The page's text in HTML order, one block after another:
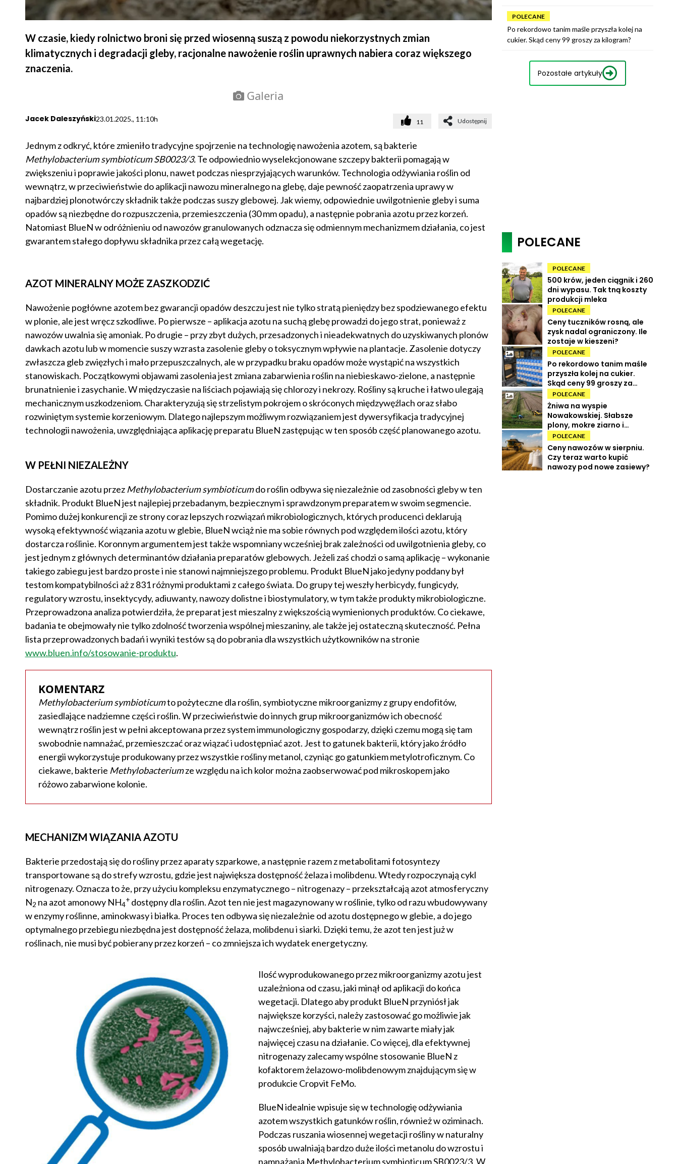
W czasie, kiedy rolnictwo broni się przed wiosenną suszą z powodu niekorzystnych zmian
klimatycznych i degradacji gleby, racjonalne nawożenie roślin uprawnych nabiera coraz większego
znaczenia.
Galeria
Jacek Daleszyński23.01.2025., 11:10h 11 Udostępnij
Jednym z odkryć, które zmieniło tradycyjne spojrzenie na technologię nawożenia azotem, są bakterie
Methylobacterium symbioticum SB0023/3.Te odpowiednio wyselekcjonowane szczepy bakterii pomagają w
zwiększeniu i poprawie jakości plonu, nawet podczas niesprzyjających warunków. Technologia odżywiania roślin od
wewnątrz, w przeciwieństwie do aplikacji nawozu mineralnego na glebę, daje pewność zaopatrzenia uprawy w
najbardziej plonotwórczy składnik także podczas suszy glebowej. Jak wiemy, odpowiednie uwilgotnienie gleby i suma
opadów są niezbędne do rozpuszczenia, przemieszczenia (30 mm opadu), a następnie pobrania azotu przez korzeń.
Natomiast BlueN w odróżnieniu od nawozów granulowanych odznacza się odmiennym mechanizmem działania, co jest
gwarantem stałego dopływu składnika przez całą wegetację.
AZOT MINERALNY MOŻE ZASZKODZIĆ
Nawożenie pogłówne azotem bez gwarancji opadów deszczu jest nie tylko stratą pieniędzy bez spodziewanego efektu
w plonie, ale jest wręcz szkodliwe. Po pierwsze – aplikacja azotu na suchą glebę prowadzi do jego strat, ponieważ z
nawozów uwalnia się amoniak. Po drugie – przy zbyt dużych, przesadzonych i nieadekwatnych do uzyskiwanych plonów
dawkach azotu lub w momencie suszy wzrasta zasolenie gleby o toksycznym wpływie na plantacje. Zasolenie dotyczy
zwłaszcza gleb zwięzłych i mało przepuszczalnych, ale w przypadku braku opadów może wystąpić na wszystkich
stanowiskach. Początkowymi objawami zasolenia jest zmiana zabarwienia roślin na niebieskawo-zielone, a następnie
brunatnienie i zasychanie. W międzyczasie na liściach pojawiają się chlorozy i nekrozy. Rośliny są kruche i łatwo ulegają
mechanicznym uszkodzeniom. Charakteryzują się strzelistym pokrojem o skróconych międzywęźlach oraz słabo
rozwiniętym systemie korzeniowym. Dlatego najlepszym możliwym rozwiązaniem jest dywersyfikacja tradycyjnej
technologii nawożenia, uwzględniająca aplikację preparatu BlueN zastępując w ten sposób część planowanego azotu.
W PEŁNI NIEZALEŻNY
Dostarczanie azotu przez Methylobacterium symbioticumdo roślin odbywa się niezależnie od zasobności gleby w ten
składnik. Produkt BlueN jest najlepiej przebadanym, bezpiecznym i sprawdzonym preparatem w swoim segmencie.
Pomimo dużej konkurencji ze strony coraz lepszych rozwiązań mikrobiologicznych, których producenci deklarują
wysoką efektywność wiązania azotu w glebie, BlueN wciąż nie ma sobie równych pod względem ilości azotu, który
dostarcza roślinie. Koronnym argumentem jest także wspomniany wcześniej brak zależności od uwilgotnienia gleby, co
jest jednym z głównych determinantów działania preparatów glebowych. Jeżeli zaś chodzi o samą aplikację – wykonanie
takiego zabiegu jest bardzo proste i nie stanowi najmniejszego problemu. Produkt BlueN jako jedyny poddany był
testom kompatybilności aż z 831 różnymi produktami z całego świata. Do grupy tej weszły herbicydy, fungicydy,
regulatory wzrostu, insektycydy, adiuwanty, nawozy dolistne i biostymulatory, w tym także produkty mikrobiologiczne.
Przeprowadzona analiza potwierdziła, że preparat jest mieszalny z większością wymienionych produktów. Co ciekawe,
badania te obejmowały nie tylko zdolność tworzenia wspólnej mieszaniny, ale także jej ostateczną skuteczność. Pełna
lista przeprowadzonych badań i wyniki testów są do pobrania dla wszystkich użytkowników na stronie
www.bluen.info/stosowanie-produktu.
KOMENTARZ
Methylobacterium symbioticumto pożyteczne dla roślin, symbiotyczne mikroorganizmy z grupy endofitów,
zasiedlające nadziemne części roślin. W przeciwieństwie do innych grup mikroorganizmów ich obecność
wewnątrz roślin jest w pełni akceptowana przez system immunologiczny gospodarzy, dzięki czemu mogą się tam
swobodnie namnażać, przemieszczać oraz wiązać i udostępniać azot. Jest to gatunek bakterii, który jako źródło
energii wykorzystuje produkowany przez wszystkie rośliny metanol, czyniąc go gatunkiem metylotroficznym. Co
ciekawe, bakterie Methylobacteriumze względu na ich kolor można zaobserwować pod mikroskopem jako
różowo zabarwione kolonie.
MECHANIZM WIĄZANIA AZOTU
Bakterie przedostają się do rośliny przez aparaty szparkowe, a następnie razem z metabolitami fotosyntezy
transportowane są do strefy wzrostu, gdzie jest największa dostępność żelaza i molibdenu. Wtedy rozpoczynają cykl
nitrogenazy. Oznacza to że, przy użyciu kompleksu enzymatycznego – nitrogenazy – przekształcają azot atmosferyczny
N2 na azot amonowy NH4
+dostępny dla roślin. Azot ten nie jest magazynowany w roślinie, tylko od razu wbudowywany
w enzymy roślinne, aminokwasy i białka. Proces ten odbywa się niezależnie od azotu dostępnego w glebie, a do jego
optymalnego przebiegu niezbędna jest dostępność żelaza, molibdenu i siarki. Dzięki temu, że azot ten jest już w
roślinach, nie musi być pobierany przez korzeń – co zmniejsza ich wydatek energetyczny.
Ilość wyprodukowanego przez mikroorganizmy azotu jest
uzależniona od czasu, jaki minął od aplikacji do końca
wegetacji. Dlatego aby produkt BlueN przyniósł jak
największe korzyści, należy zastosować go możliwie jak
najwcześniej, aby bakterie w nim zawarte miały jak
najwięcej czasu na działanie. Co więcej, dla efektywnej
nitrogenazy zalecamy wspólne stosowanie BlueN z
kofaktorem żelazowo-molibdenowym znajdującym się w
produkcie Cropvit FeMo.
BlueN idealnie wpisuje się w technologię odżywiania
azotem wszystkich gatunków roślin, również w oziminach.
Podczas ruszania wiosennej wegetacji rośliny w naturalny
sposób uwalniają bardzo duże ilości metanolu do wzrostu i
namnażania Methylobacterium symbioticum SB0023/3. W
POLECANE
Po rekordowo tanim maśle przyszła kolej na
cukier. Skąd ceny 99 groszy za kilogram?
Pozostałe artykuły
POLECANE
POLECANE
500 krów, jeden ciągnik i 260
dni wypasu. Tak tną koszty
produkcji mleka
POLECANE
Ceny tuczników rosną, ale
zysk nadal ograniczony. Ile
zostaje w kieszeni?
POLECANE
Po rekordowo tanim maśle
przyszła kolej na cukier.
Skąd ceny 99 groszy za
kilogram?
POLECANE
Żniwa na wyspie
Nowakowskiej. Słabsze
plony, mokre ziarno i
wysokie koszty
POLECANE
Ceny nawozów w sierpniu.
Czy teraz warto kupić
nawozy pod nowe zasiewy?